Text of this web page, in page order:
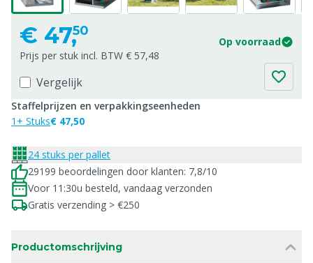
€ 47,50
Op voorraad
Prijs per stuk incl. BTW € 57,48
Vergelijk
Staffelprijzen en verpakkingseenheden
1+ Stuks€ 47,50
24 stuks per pallet
29199 beoordelingen door klanten: 7,8/10
Voor 11:30u besteld, vandaag verzonden
Gratis verzending > €250
Productomschrijving